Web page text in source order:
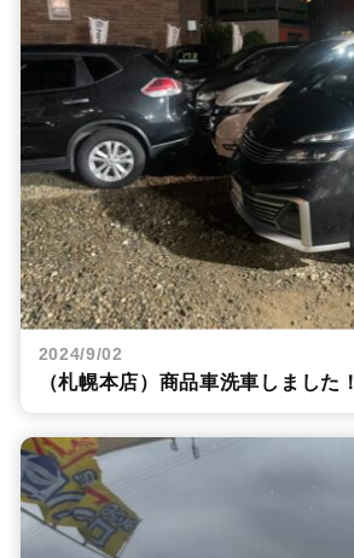
2024/9/02
（札幌本店）商品車洗車しました！